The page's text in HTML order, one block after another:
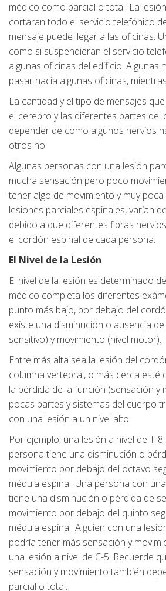
médico como parcial o total. La
cortaran todo el servicio telefónico
mensaje puede llegar a las oficinas.
como si suspendieran el servicio
algunas oficinas del edificio. Algunas
pasar hacia algunas oficinas,
La cantidad y el tipo de mensajes
el cerebro y las diferentes partes del
depender de como algunos nervios
otros no.
Algunas personas con una lesión
mucha sensación pero poco
tener algo de movimiento y muy
lesiones parciales espinales, varían
debido a que diferentes fibras
el cordón espinal de cada persona.
El Nivel de la Lesión
El nivel de la lesión es determinado
médico completa los diferentes
punto más bajo, por debajo del
existe una disminución o ausencia
sensitivo) y movimiento (nivel motor).
Entre más alta sea la lesión del
columna vertebral, o más cerca esté
la pérdida de la función (sensación y
pocas partes y sistemas del cuerpo
con una lesión a un nivel alto.
Por ejemplo, una lesión a nivel de T-
persona tiene una disminución o
movimiento por debajo del octavo
médula espinal. Una persona con
tiene una disminución o pérdida de
movimiento por debajo del quinto
médula espinal. Alguien con una
podría tener más sensación y
una lesión a nivel de C-5. Recuerde
sensación y movimiento también
parcial o total.